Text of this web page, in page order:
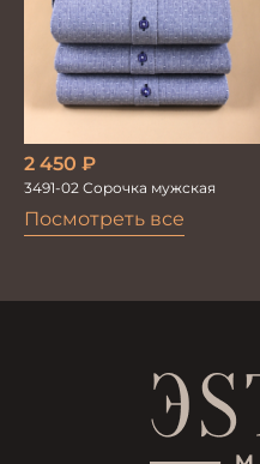
Посмотреть все
2 450 ₽
3491-02 Сорочка мужская